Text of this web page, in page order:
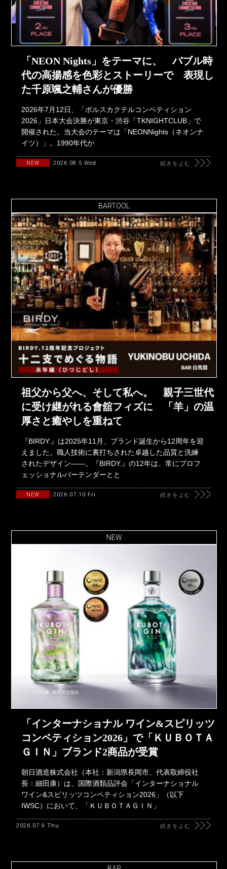
「NEON Nights」をテーマに、 バブル時
代の高揚感を色彩とストーリーで 表現し
た千原颯之輔さんが優勝
2026年7月12日、「ボルスカクテルコンペティション
2026」日本大会決勝が東京・渋谷「TKNIGHTCLUB」で
開催された。当大会のテーマは「NEONNights（ネオンナ
イツ）」。1990年代か
NEW 2026.08.5 Wed 続きをよむ
BARTOOL
祖父から父へ、そして私へ。 親子三世代
に受け継がれる會舘フィズに 「羊」の温
厚さと癒やしを重ねて
『BIRDY.』は2025年11月、ブランド誕生から12周年を迎
えました。職人技術に裏打ちされた卓越した品質と洗練
されたデザイン――。『BIRDY.』の12年は、常にプロフ
ェッショナルバーテンダーとと
NEW 2026.07.10 Fri 続きをよむ
NEW
「インターナショナル ワイン&スピリッツ
コンペティション2026」で「ＫＵＢＯＴＡ
ＧＩＮ」ブランド2商品が受賞
朝日酒造株式会社（本社：新潟県長岡市、代表取締役社
長：細田康）は、国際酒類品評会「インターナショナル
ワイン&スピリッツコンペティション2026」（以下
IWSC）において、「ＫＵＢＯＴＡＧＩＮ」
2026.07.9 Thu 続きをよむ